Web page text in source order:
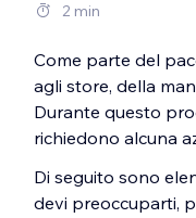
2 min
Come parte del
agli store, della
Durante questo
richiedono alcuna
Di seguito sono
devi preoccuparti,